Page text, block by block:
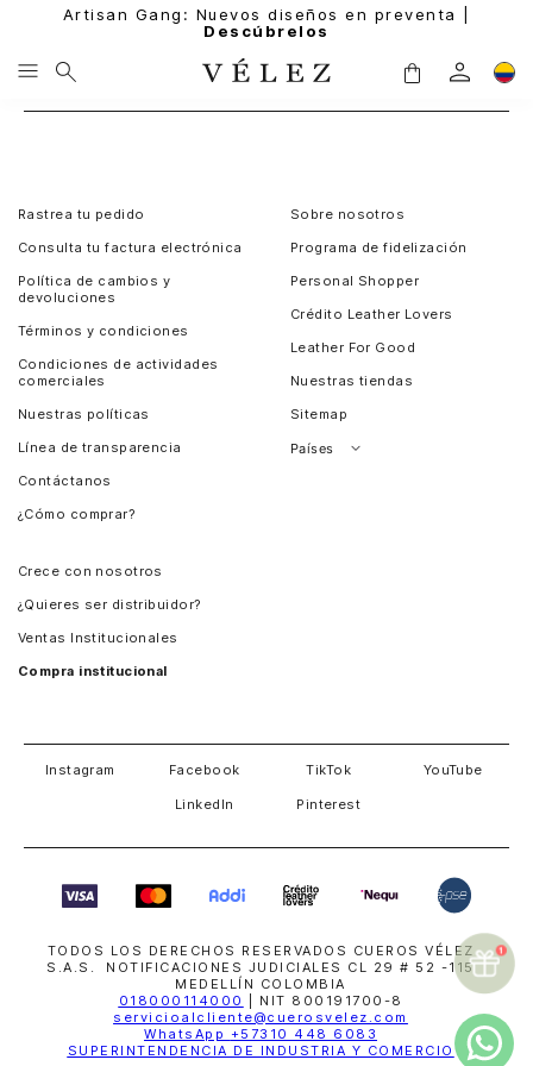
Artisan Gang: Nuevos diseños en preventa |
Descúbrelos
Rastrea tu pedido
Consulta tu factura electrónica
Política de cambios y
devoluciones
Términos y condiciones
Condiciones de actividades
comerciales
Nuestras políticas
Línea de transparencia
Contáctanos
¿Cómo comprar?
Sobre nosotros
Programa de fidelización
Personal Shopper
Crédito Leather Lovers
Leather For Good
Nuestras tiendas
Sitemap
Países
Crece con nosotros
¿Quieres ser distribuidor?
Ventas Institucionales
Compra institucional
Instagram Facebook TikTok YouTube
LinkedIn Pinterest
TODOS LOS DERECHOS RESERVADOS CUEROS VÉLEZ
S.A.S. NOTIFICACIONES JUDICIALES CL 29 # 52 -115
MEDELLÍN COLOMBIA
018000114000
| NIT 800191700-8
servicioalcliente@cuerosvelez.com
WhatsApp +57310 448 6083
SUPERINTENDENCIA DE INDUSTRIA Y COMERCIO